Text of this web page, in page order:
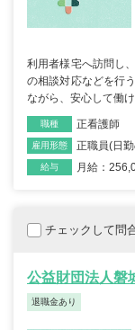
利用者様宅へ訪問し
の相談対応などを行
ながら、安心して働
職種 正看護師
雇用形態 正職員(日
給与 月給：
チェックして問
公益財団法人磐
退職金あり